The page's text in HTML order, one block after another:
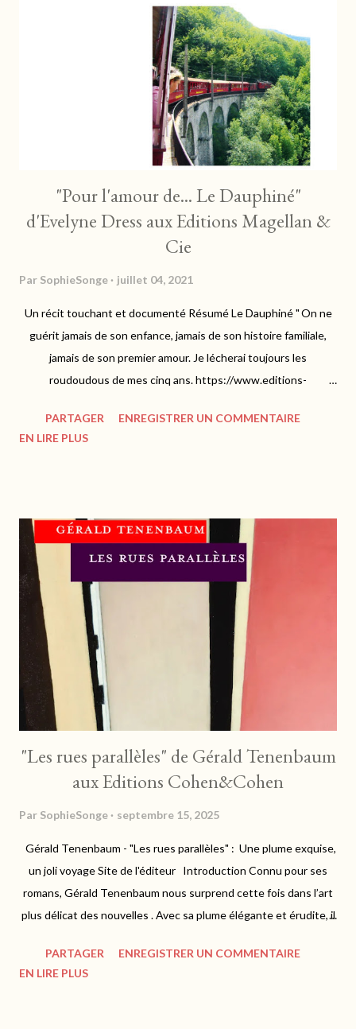
mêlent, l'enquête promet d'être mouvementée... L'auteure nous
embarque à toute vitesse dans un récit trépidant. Le rythme est
soutenu, et les dialogues très présents nous tiennent en alerte
à chaque instant. On se se...
"Pour l'amour de... Le Dauphiné"
d'Evelyne Dress aux Editions Magellan &
Cie
Par SophieSonge juillet 04, 2021
Un récit touchant et documenté Résumé Le Dauphiné " On ne
guérit jamais de son enfance, jamais de son histoire familiale,
jamais de son premier amour. Je lécherai toujours les
roudoudous de mes cinq ans. https://www.editions-
coeur qui parle et nous exhorte à un voyage empreint
contemplation, oscillant entre plaisirs d'architecture, de faune
ou de flore. On n'oublie pas bien sûr la gastronomie qui réveille
les sens, et qui fait frétiller les papilles. "Ce territoire, je le
porte en moi. Je suis faite de ce pays, j'y ai grandi. C'est là où j'ai
tout appris, où j'ai ri, pleuré, aimé, tremblé, rêvé, fumé en
cachette ma première liane av...
PARTAGER
ENREGISTRER UN COMMENTAIRE
EN LIRE PLUS
"Les rues parallèles" de Gérald Tenenbaum
aux Editions Cohen&Cohen
Par SophieSonge septembre 15, 2025
Gérald Tenenbaum - "Les rues parallèles" : Une plume exquise,
un joli voyage Site de l'éditeur Introduction Connu pour ses
romans, Gérald Tenenbaum nous surprend cette fois dans l’art
plus délicat des nouvelles . Avec sa plume élégante et érudite, il
Ces pages nous entraînent dans un voyage où mémoire,
mythologie, science et art se répondent dans une harmonie
PARTAGER
ENREGISTRER UN COMMENTAIRE
EN LIRE PLUS